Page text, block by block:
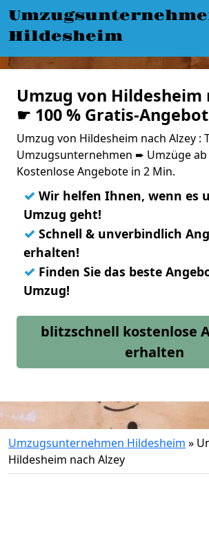
Hildesheim
Umzug von Hildesheim
☛ 100 % Gratis-Angebot
Umzug von Hildesheim nach Alzey :
Umzugsunternehmen ➨ Umzüge ab
Kostenlose Angebote in 2 Min.
✓ Wir helfen Ihnen, wenn es
Umzug geht!
✓ Schnell & unverbindlich
erhalten!
✓ Finden Sie das beste
Umzug!
blitzschnell kostenlose
erhalten
Umzugsunternehmen Hildesheim »
Hildesheim nach Alzey